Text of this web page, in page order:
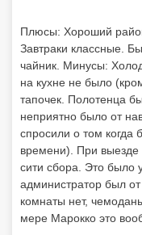
Плюсы: Хороший
Завтраки классные.
чайник. Минусы:
на кухне не было
тапочек. Полотенца
неприятно было от
спросили о том когда
времени). При выезде
сити сбора. Это было
администратор был
комнаты нет,
мере Марокко это